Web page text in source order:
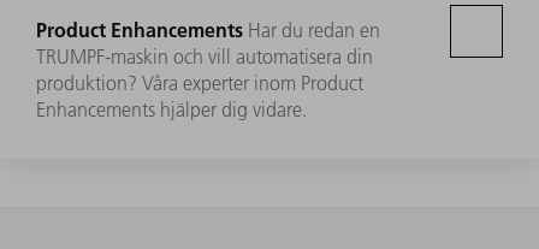
Product Enhancements Har du redan en
TRUMPF-maskin och vill automatisera din
produktion? Våra experter inom Product
Enhancements hjälper dig vidare.